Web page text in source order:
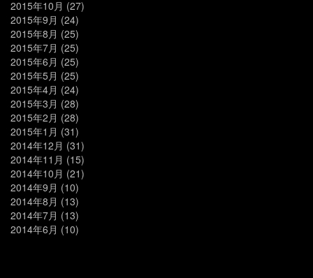
2015年10月 (27)
2015年9月 (24)
2015年8月 (25)
2015年7月 (25)
2015年6月 (25)
2015年5月 (25)
2015年4月 (24)
2015年3月 (28)
2015年2月 (28)
2015年1月 (31)
2014年12月 (31)
2014年11月 (15)
2014年10月 (21)
2014年9月 (10)
2014年8月 (13)
2014年7月 (13)
2014年6月 (10)